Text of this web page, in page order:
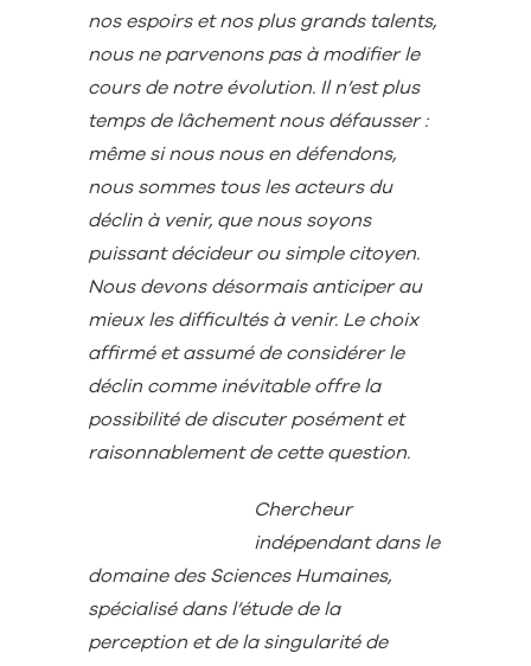
nos espoirs et nos plus grands talents,
nous ne parvenons pas à modifier le
cours de notre évolution. Il n’est plus
temps de lâchement nous défausser :
même si nous nous en défendons,
nous sommes tous les acteurs du
déclin à venir, que nous soyons
puissant décideur ou simple citoyen.
Nous devons désormais anticiper au
mieux les difficultés à venir. Le choix
affirmé et assumé de considérer le
déclin comme inévitable offre la
possibilité de discuter posément et
raisonnablement de cette question.
Chercheur
indépendant dans le
domaine des Sciences Humaines,
spécialisé dans l’étude de la
perception et de la singularité de